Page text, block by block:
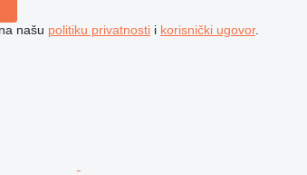
našu politiku privatnostii korisnički ugovor.